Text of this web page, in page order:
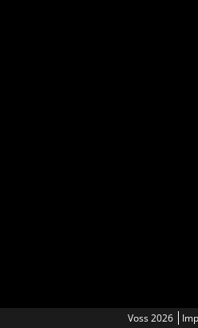
Voss 2026